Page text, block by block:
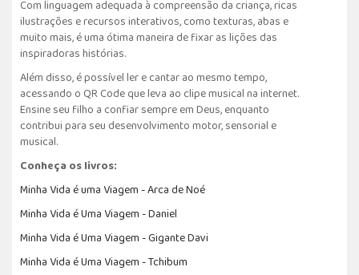
Com linguagem adequada à compreensão da criança, ricas
ilustrações e recursos interativos, como texturas, abas e
muito mais, é uma ótima maneira de fixar as lições das
inspiradoras histórias.
Além disso, é possível ler e cantar ao mesmo tempo,
acessando o QR Code que leva ao clipe musical na internet.
Ensine seu filho a confiar sempre em Deus, enquanto
contribui para seu desenvolvimento motor, sensorial e
musical.
Conheça os livros:
Minha Vida é uma Viagem - Arca de Noé
Minha Vida é Uma Viagem - Daniel
Minha Vida é Uma Viagem - Gigante Davi
Minha Vida é Uma Viagem - Tchibum